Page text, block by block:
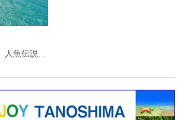
静かな時が流れる、人魚伝説の神秘の島